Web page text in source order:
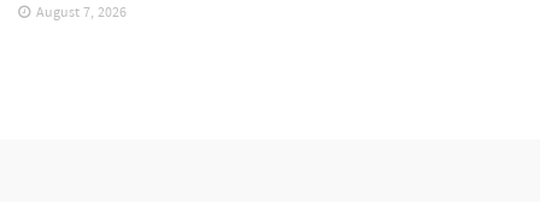
August 7, 2026